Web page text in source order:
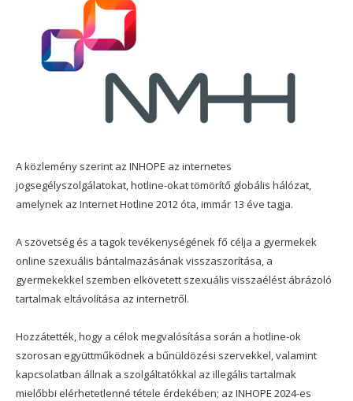
A közlemény szerint az INHOPE az internetes
jogsegélyszolgálatokat, hotline-okat tömörítő globális hálózat,
amelynek az Internet Hotline 2012 óta, immár 13 éve tagja.
A szövetség és a tagok tevékenységének fő célja a gyermekek
online szexuális bántalmazásának visszaszorítása, a
gyermekekkel szemben elkövetett szexuális visszaélést ábrázoló
tartalmak eltávolítása az internetről.
Hozzátették, hogy a célok megvalósítása során a hotline-ok
szorosan együttműködnek a bűnüldözési szervekkel, valamint
kapcsolatban állnak a szolgáltatókkal az illegális tartalmak
mielőbbi elérhetetlenné tétele érdekében; az INHOPE 2024-es